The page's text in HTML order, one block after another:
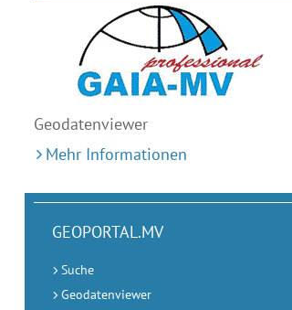
Geodatenviewer
Mehr Informationen
GEOPORTAL.MV
Suche
Geodatenviewer